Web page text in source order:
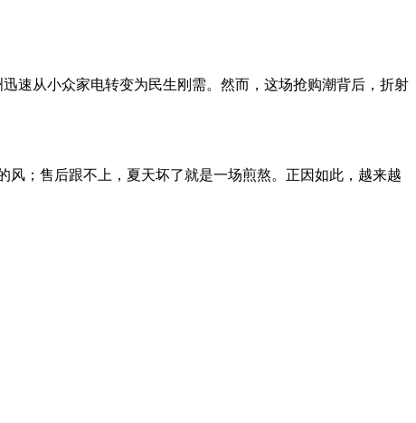
速从小众家电转变为民生刚需。然而，这场抢购潮背后，折射
；售后跟不上，夏天坏了就是一场煎熬。正因如此，越来越